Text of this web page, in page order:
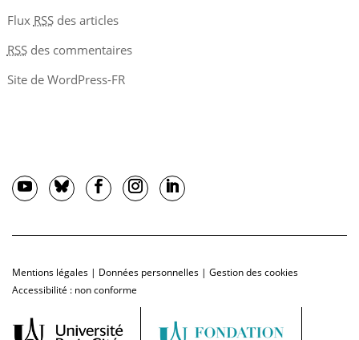
Flux RSSdes articles
RSSdes commentaires
Site de WordPress-FR
Mentions légales | Données personnelles | Gestion des cookies
Accessibilité : non conforme